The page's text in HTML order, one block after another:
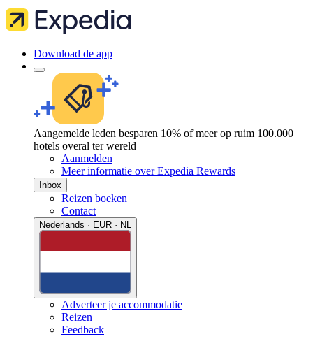
Download de app
Aangemelde leden besparen 10% of meer op ruim 100.000
hotels overal ter wereld
Aanmelden
Meer informatie over Expedia Rewards
Inbox
Reizen boeken
Contact
Nederlands · EUR · NL
Adverteer je accommodatie
Reizen
Feedback